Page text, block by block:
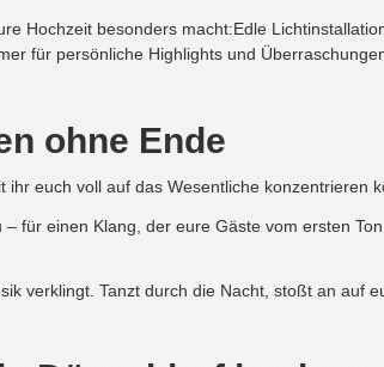
Hochzeit besonders macht:Edle
für persönliche Highlights und
ohne Ende
euch voll auf das Wesentliche konzentrieren
für einen Klang, der eure Gäste vom ersten
verklingt. Tanzt durch die Nacht, stoßt an auf